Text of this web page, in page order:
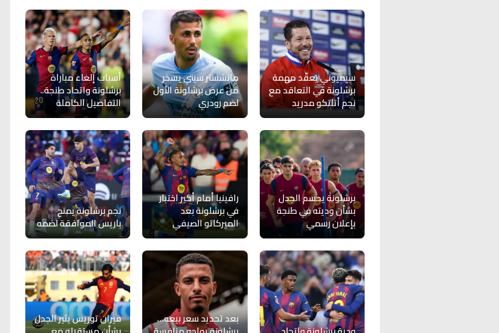
سيميوني يعقّد مهمة
برشلونة في التعاقد مع
نجم أتلتكو مدريد
مانشستر سيتي يسخر
من عرض برشلونة الأول
لضم رودري
أسباب إلغاء مباراة
برشلونة واتحاد طنجة..
التفاصيل الكاملة
برشلونة يحسم الجدل
بشأن وديته في طنجة
بإعلان رسمي
رافينيا أمام أكبر اختبار
في برشلونة بعد
الميركاتو الصيفي
نجم برشلونة يمنح
باريس الموافقة لضمه
بعد تحديد سعر بيعه… فيران توريس يثير الجدل